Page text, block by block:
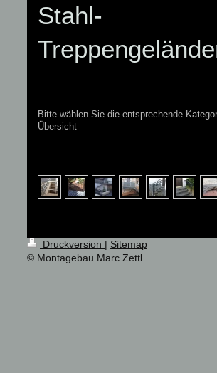
Stahl-
Bitte wählen Sie die entsprechende
Übersicht
Druckversion | Sitemap
© Montagebau Marc Zettl